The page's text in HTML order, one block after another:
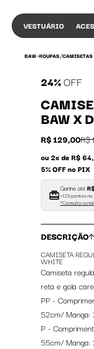
VESTUÁRIO
BAW •ROUPAS/CAMISETAS
24%OFF
BAW X
R$ 129,00R$
ou 2x de R$
5% OFF no PIX
Ganhe até
+129 pontos
*Consulte
DESCRIÇÃO
CAMISETA
WHITE
Camiseta
reta e gola
PP -
52cm/ Manga:
P -
55cm/ Manga: